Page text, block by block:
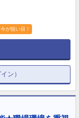
今が狙い目！
ン）